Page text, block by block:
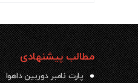
مطالب پیشنهادی
پارت نامبر دوربین داهوا